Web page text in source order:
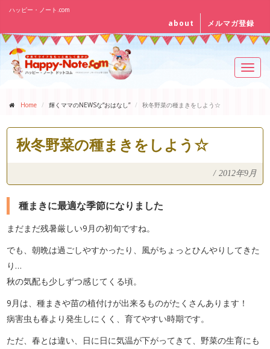
ハッピー・ノート.com
about メルマガ登録
Home 輝くママのNEWSな“おはなし” 秋冬野菜の種まきをしよう☆
秋冬野菜の種まきをしよう☆
/ 2012年9月
種まきに最適な季節になりました
まだまだ残暑厳しい9月の初旬ですね。
でも、朝晩は過ごしやすかったり、風がちょっとひんやりしてきた
り…
秋の気配も少しずつ感じてくる頃。
9月は、種まきや苗の植付けが出来るものがたくさんあります！
病害虫も春より発生しにくく、育てやすい時期です。
ただ、春とは違い、日に日に気温が下がってきて、野菜の生育にも